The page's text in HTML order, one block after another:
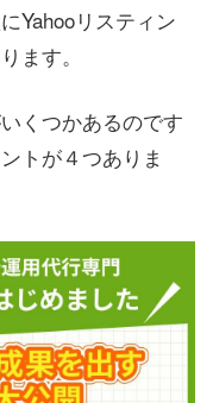
Yahooリスティン
ます。
くつかあるのです
トが４つありま